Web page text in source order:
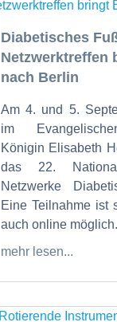
Diabetisches
Netzwerktreffen
nach Berlin
Am 4. und 5.
im
Königin Elisabeth
das 22.
Netzwerke
Eine Teilnahme ist
auch online
mehr lesen...